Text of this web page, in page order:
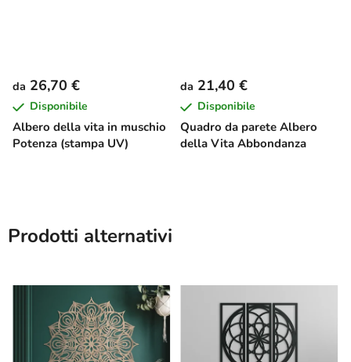
Albero della vita in muschio
Potenza (stampa UV)
da 26,70 €
Disponibile
Quadro da parete Albero
della Vita Abbondanza
da 21,40 €
Disponibile
Prodotti alternativi